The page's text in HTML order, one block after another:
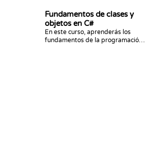
Fundamentos de clases y
objetos en C#
En este curso, aprenderás los
fundamentos de la programación